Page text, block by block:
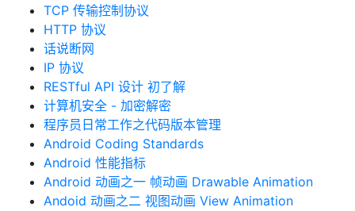
TCP 传输控制协议
HTTP 协议
话说断网
IP 协议
RESTful API 设计 初了解
计算机安全 - 加密解密
程序员日常工作之代码版本管理
Android Coding Standards
Android 性能指标
Android 动画之一 帧动画 Drawable Animation
Andoid 动画之二 视图动画 View Animation